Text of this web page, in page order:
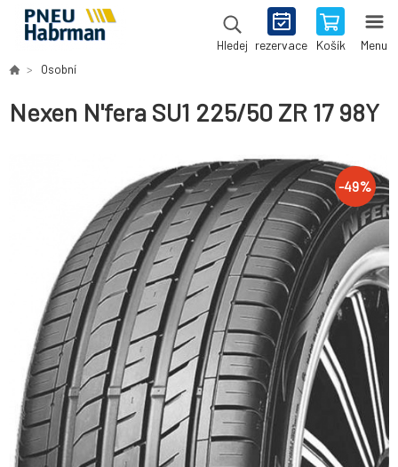
Hledej rezervace Košík Menu
Osobní
Nexen N'fera SU1 225/50 ZR 17 98Y
-49%